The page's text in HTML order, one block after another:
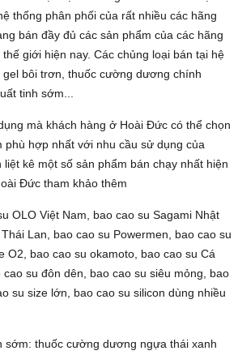
thống phân phối của rất nhiều các hãng
bán đầy đủ các sản phẩm của các hãng
giới hiện nay. Các chủng loại bán tại hệ
bôi trơn, thuốc cường dương chính
tinh sớm...
mà khách hàng ở Hoài Đức có thể chọn
phù hợp nhất với nhu cầu sử dụng của
liệt kê một số sản phẩm bán chạy nhất hiện
Đức tham khảo thêm
OLO Việt Nam, bao cao su Sagami Nhật
Lan, bao cao su Powermen, bao cao su
O2, bao cao su okamoto, bao cao su Cá
su đôn dên, bao cao su siêu mỏng, bao
su size lớn, bao cao su silicon dùng nhiều
sớm: thuốc cường dương ngựa thái xanh